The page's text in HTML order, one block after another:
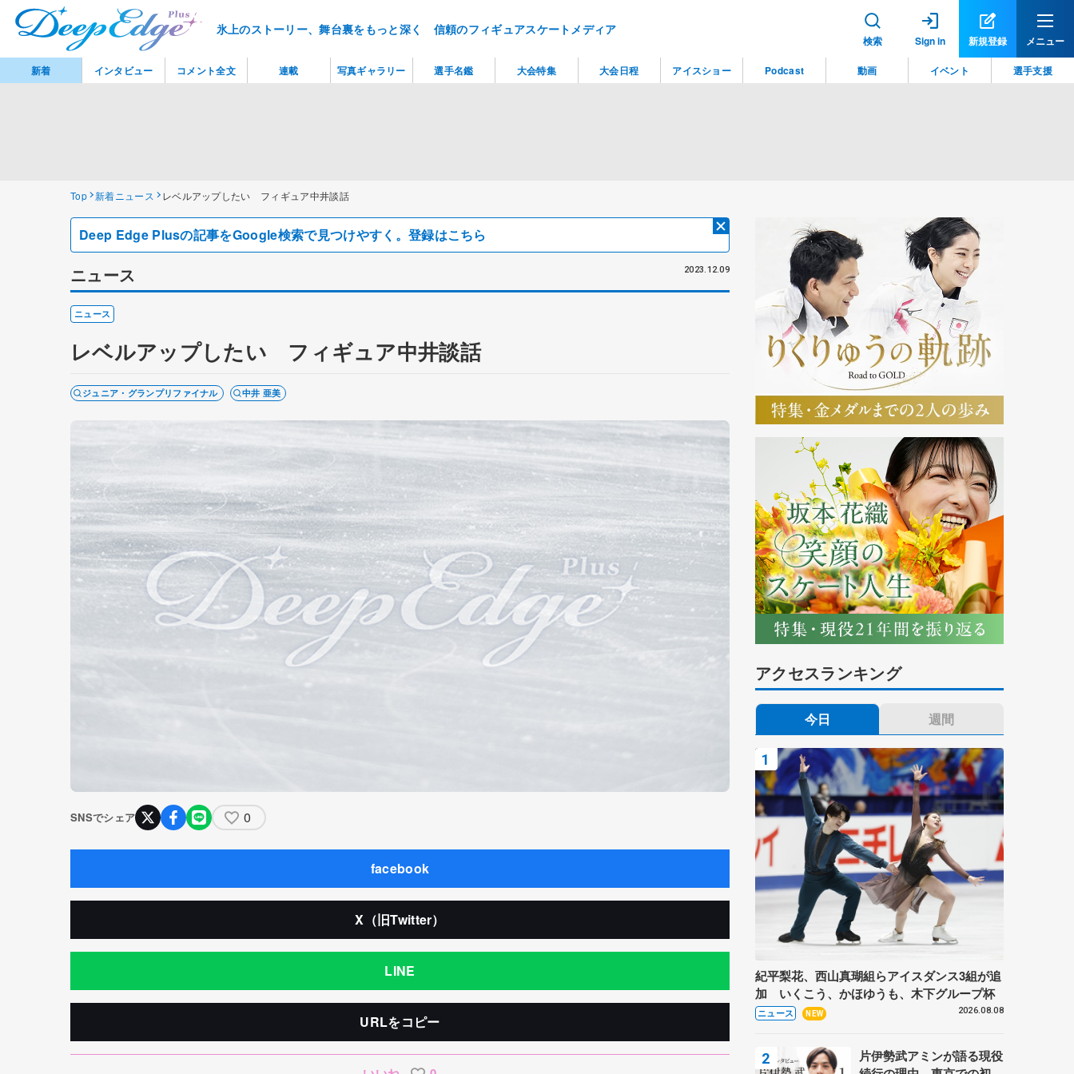
氷上のストーリー、舞台裏をもっと深く 信頼のフィギュアスケートメディア
検索 Sign in 新規登録 メニュー
Top 新着ニュース レベルアップしたい フィギュア中井談話
Deep Edge Plusの記事をGoogle検索で見つけやすく。登録はこちら
ニュース 2023.12.09
ニュース
レベルアップしたい フィギュア中井談話
ジュニア・グランプリファイナル 中井 亜美
SNSでシェア 0
facebook
X（旧Twitter）
LINE
URLをコピー
アクセスランキング
今日 週間
紀平梨花、西山真瑚組らアイスダンス3組が追
加 いくこう、かほゆうも、木下グループ杯
ニュース NEW 2026.08.08
片伊勢武アミンが語る現役
新着 インタビュー コメント全文 連載 写真ギャラリー 選手名鑑 大会特集 大会日程 アイスショー Podcast 動画 イベント 選手支援